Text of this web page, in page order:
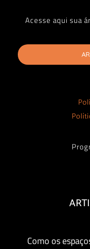
Acesse aqui sua
Como os